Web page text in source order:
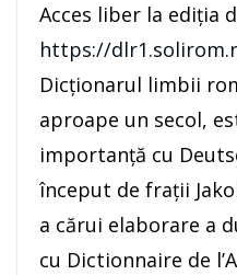
Acces liber la ediția
https://
Dicționarul limbii
aproape un secol,
importanță cu
început de frații
a cărui elaborare a
cu Dictionnaire de